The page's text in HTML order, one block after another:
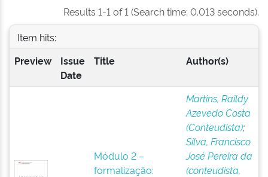
Results 1-1 of 1 (Search time: 0.013 seconds).
Item hits:
Preview
Issue
Date
Title Author(s)
Módulo 2 –
formalização:
Martins, Raildy
Azevedo Costa
(Conteudista);
Silva, Francisco
José Pereira da
(conteudista,